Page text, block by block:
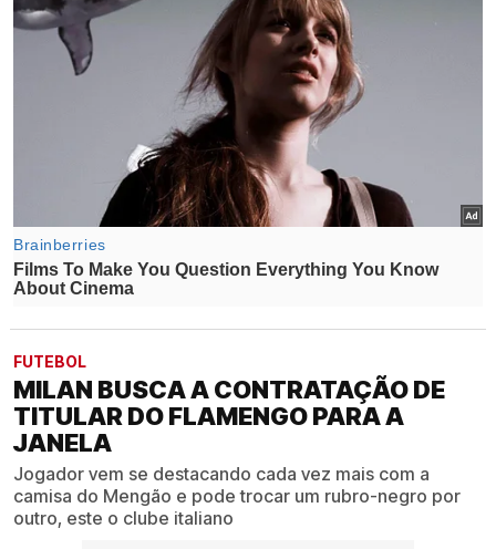
FUTEBOL
MILAN BUSCA A CONTRATAÇÃO DE
TITULAR DO FLAMENGO PARA A
JANELA
Jogador vem se destacando cada vez mais com a
camisa do Mengão e pode trocar um rubro-negro por
outro, este o clube italiano